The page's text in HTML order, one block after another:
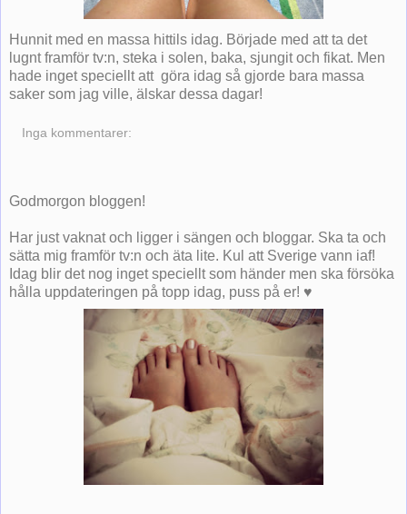
Hunnit med en massa hittils idag. Började med att ta det
lugnt framför tv:n, steka i solen, baka, sjungit och fikat. Men
hade inget speciellt att göra idag så gjorde bara massa
saker som jag ville, älskar dessa dagar!
Inga kommentarer:
Godmorgon bloggen!
Har just vaknat och ligger i sängen och bloggar. Ska ta och
sätta mig framför tv:n och äta lite. Kul att Sverige vann iaf!
Idag blir det nog inget speciellt som händer men ska försöka
hålla uppdateringen på topp idag, puss på er! ♥